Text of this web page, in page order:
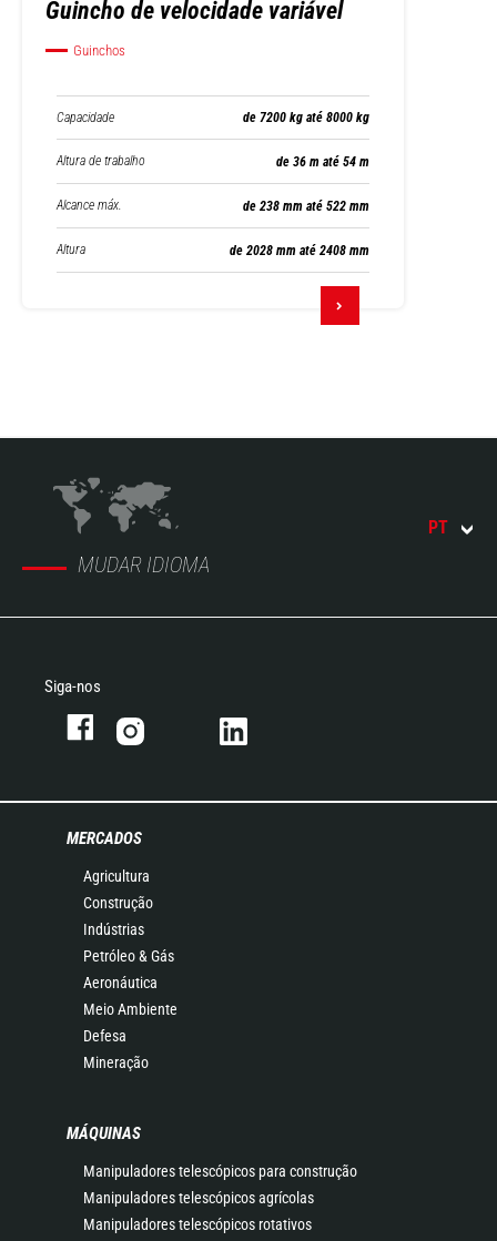
Guincho de velocidade variável
Guinchos
Capacidade de 7200 kg até 8000 kg
Altura de trabalho de 36 m até 54 m
Alcance máx. de 238 mm até 522 mm
Altura de 2028 mm até 2408 mm
MUDAR IDIOMA
PT
Siga-nos
MERCADOS
Agricultura
Construção
Indústrias
Petróleo & Gás
Aeronáutica
Meio Ambiente
Defesa
Mineração
MÁQUINAS
Manipuladores telescópicos para construção
Manipuladores telescópicos agrícolas
Manipuladores telescópicos rotativos